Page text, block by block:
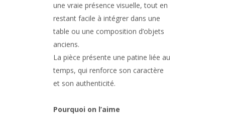
une vraie présence visuelle, tout en
restant facile à intégrer dans une
table ou une composition d’objets
anciens.
La pièce présente une patine liée au
temps, qui renforce son caractère
et son authenticité.
Pourquoi on l’aime